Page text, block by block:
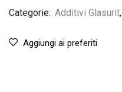
Categorie: Additivi Glasurit,
Aggiungi ai preferiti